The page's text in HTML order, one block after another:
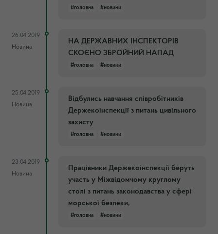
#головна #новини
26.04.2019
Новина
НА ДЕРЖАВНИХ ІНСПЕКТOРІВ
СКОЄНО ЗБРОЙНИЙ НАПАД
#головна #новини
25.04.2019
Новина
Відбулись навчання співробітників
Держекоінспекції з питань цивільного
захисту
#головна #новини
23.04.2019
Новина
Працівники Держекоінспекції беруть
участь у Міжвідомчому круглому
столі з питань законодавства у сфері
морської безпеки,
#головна #новини